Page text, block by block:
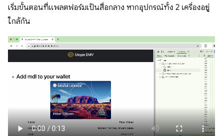
เริ่มขั้นตอนที่แพลตฟอร์มเป็นสื่อกลาง หากอุปกรณ์ทั้ง 2 เครื่องอยู่
ใกล้กัน